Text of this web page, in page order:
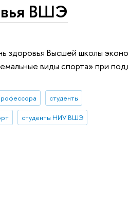
ВШЭ
здоровья Высшей школы
виды спорта» при
студенты
студенты НИУ ВШЭ